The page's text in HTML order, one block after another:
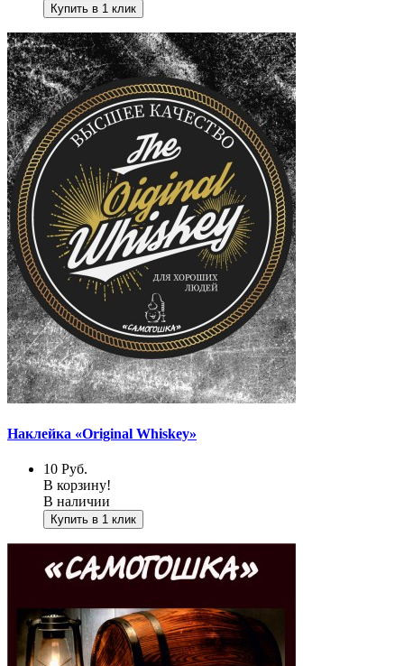
Купить в 1 клик
Наклейка «Original Whiskey»
10 Руб.
В корзину!
В наличии
Купить в 1 клик